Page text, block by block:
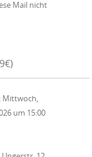
Mail nicht
Mittwoch,
um 15:00